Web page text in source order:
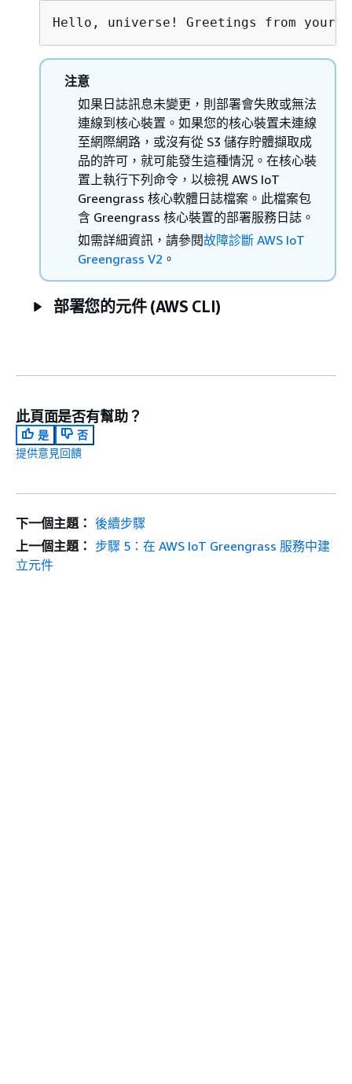
Hello, universe! Greetings from your
注意
如果日誌訊息未變更，則部署會失敗或無法
連線到核心裝置。如果您的核心裝置未連線
至網際網路，或沒有從 S3 儲存貯體擷取成
品的許可，就可能發生這種情況。在核心裝
置上執行下列命令，以檢視 AWS IoT
Greengrass 核心軟體日誌檔案。此檔案包
含 Greengrass 核心裝置的部署服務日誌。
如需詳細資訊，請參閱故障診斷 AWS IoT
Greengrass V2 。
部署您的元件 (AWS CLI)
此頁面是否有幫助？
是
否
提供意見回饋
下一個主題： 後續步驟
上一個主題： 步驟 5：在 AWS IoT Greengrass 服務中建
立元件